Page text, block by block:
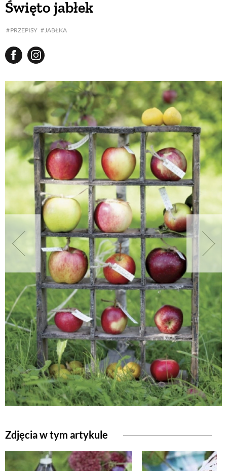
Święto jabłek
PRZEPISY JABŁKA
Zdjęcia w tym artykule
WARZYWA I OWOCE
ROŚLINY OGRODOWE
PORADY
ZIELEŃ W DOMU
PROJEKTOWANIE OGRODU
NATURALNIE
URODA
NATURALNA APTECZKA
DLA DOMU
EKO ŻYCIE